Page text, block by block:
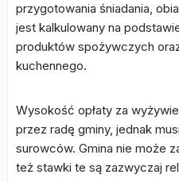
przygotowania śniadania,
jest kalkulowany na
produktów spożywczych
kuchennego.
Wysokość opłaty za
przez radę gminy, jednak
surowców. Gmina nie może
też stawki te są zazwyczaj